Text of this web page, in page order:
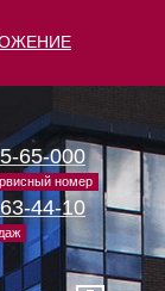
65-000
номер
44-10